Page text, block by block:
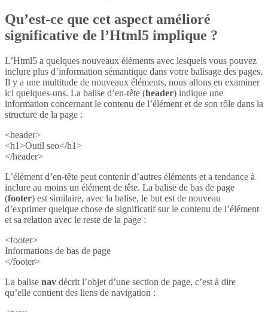
Qu’est-ce que cet aspect amélioré
significative de l’Html5 implique ?
L’Html5 a quelques nouveaux éléments avec lesquels vous pouvez
inclure plus d’information sémantique dans votre balisage des pages.
Il y a une multitude de nouveaux éléments, nous allons en examiner
ici quelques-uns. La balise d’en-tête (header) indique une
information concernant le contenu de l’élément et de son rôle dans la
structure de la page :
<header>
<h1>Outil seo</h1>
</header>
L’élément d’en-tête peut contenir d’autres éléments et a tendance à
inclure au moins un élément de tête. La balise de bas de page
(footer) est similaire, avec la balise, le but est de nouveau
d’exprimer quelque chose de significatif sur le contenu de l’élément
et sa relation avec le reste de la page :
<footer>
Informations de bas de page
</footer>
La balise nav décrit l’objet d’une section de page, c’est à dire
qu’elle contient des liens de navigation :